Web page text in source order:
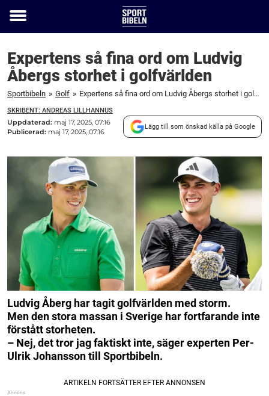
Toggle
Expertens så fina ord om Ludvig
Åbergs storhet i golfvärlden
Sportbibeln » Golf » Expertens så fina ord om Ludvig Åbergs storhet i golfvärlden
SKRIBENT: ANDREAS LILLHANNUS
Uppdaterad: maj 17, 2025, 07:16
Publicerad: maj 17, 2025, 07:16
Lägg till som önskad källa på Google
Ludvig Åberg har tagit golfvärlden med storm.
Men den stora massan i Sverige har fortfarande inte
förstått storheten.
– Nej, det tror jag faktiskt inte, säger experten Per-
Ulrik Johansson till Sportbibeln.